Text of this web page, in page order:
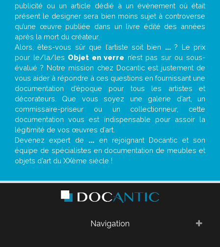
publicité ou un article dédié à un évènement où était
présent le designer sera bien moins sujet à controverse
qu’une œuvre publiée dans un livre édité des années
après la mort du créateur.
Alors, êtes-vous sûr que l’artiste soit bien ...? Le prix
pour le/la/les Objet en verre n’est pas sur ou sous-
évalué ? Notre mission chez Docantic est justement de
vous aider à répondre à ces questions en fournissant une
documentation d’époque pour tous les artistes et
décorateurs. Que vous soyez une galerie d’art, un
commissaire-priseur ou un collectionneur, cette
documentation vous est indispensable pour assoir la
légitimité de vos œuvres d’art.
Devenez expert de ... en rejoignant Docantic et son
équipe de spécialistes en documentation de meubles et
objets d’art du XXème siècle !
Navigation